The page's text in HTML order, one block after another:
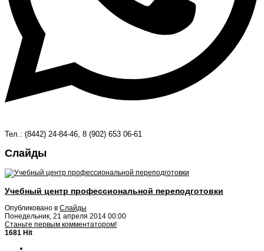
Тел.: (8442) 24-84-46, 8 (902) 653 06-61
Слайды
Учебный центр профессиональной переподготовки
Опубликовано в Слайды
Понедельник, 21 апреля 2014 00:00
Станьте первым комментатором!
1681 Hit